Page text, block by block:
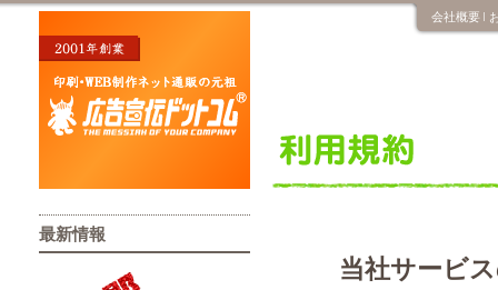
会社概要
当社サービ
最新情報